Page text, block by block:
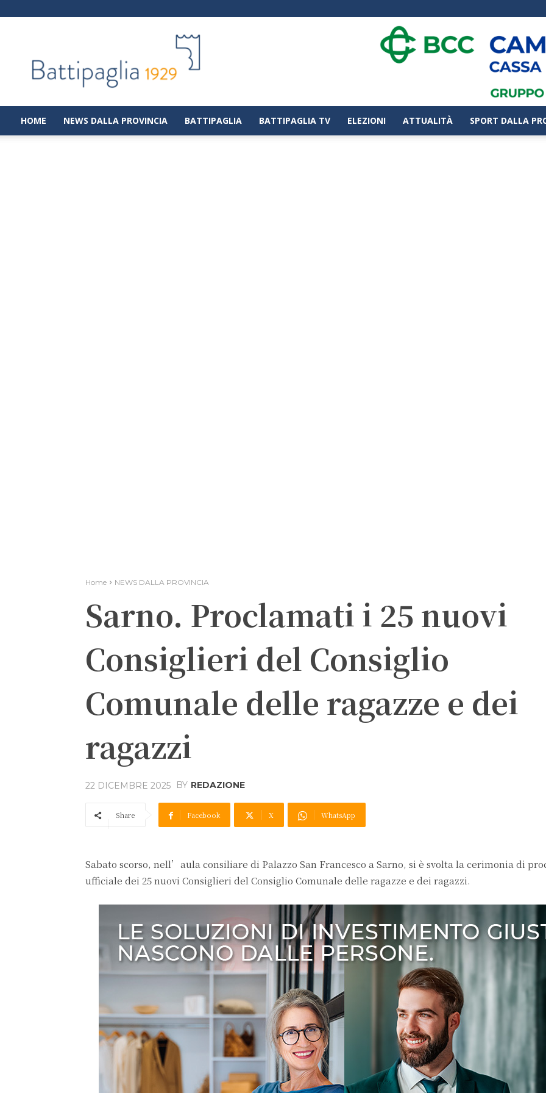
|
Notizie
dalla
città
di
HOME NEWS DALLA PROVINCIA BATTIPAGLIA BATTIPAGLIA TV ELEZIONI ATTUALITÀ SPORT DALLA
Home NEWS DALLA PROVINCIA
Sarno. Proclamati i 25 nuovi
Consiglieri del Consiglio
Comunale delle ragazze e dei
ragazzi
22 DICEMBRE 2025 BY REDAZIONE
Share Facebook X WhatsApp
Sabato scorso, nell’aula consiliare di Palazzo San Francesco a Sarno, si è svolta la cerimonia di
ufficiale dei 25 nuovi Consiglieri del Consiglio Comunale delle ragazze e dei ragazzi.